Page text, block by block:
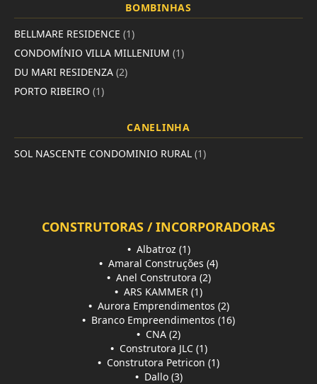
BOMBINHAS
BELLMARE RESIDENCE (1)
CONDOMÍNIO VILLA MILLENIUM (1)
DU MARI RESIDENZA (2)
PORTO RIBEIRO (1)
CANELINHA
SOL NASCENTE CONDOMINIO RURAL (1)
CONSTRUTORAS / INCORPORADORAS
• Albatroz (1)
• Amaral Construções (4)
• Anel Construtora (2)
• ARS KAMMER (1)
• Aurora Emprendimentos (2)
• Branco Empreendimentos (16)
• CNA (2)
• Construtora JLC (1)
• Construtora Petricon (1)
• Dallo (3)